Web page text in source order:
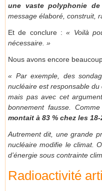
une vaste polyphonie de
message élaboré, construit,
Et de conclure :« Voilà
nécessaire. »
Nous avons encore
« Par exemple, des
nucléaire est responsable du
mais pas avec cet
bonnement fausse.
montait à 83 % chez les
Autrement dit, une grande
nucléaire modifie le climat.
d’énergie sous contrainte
Radioactivité